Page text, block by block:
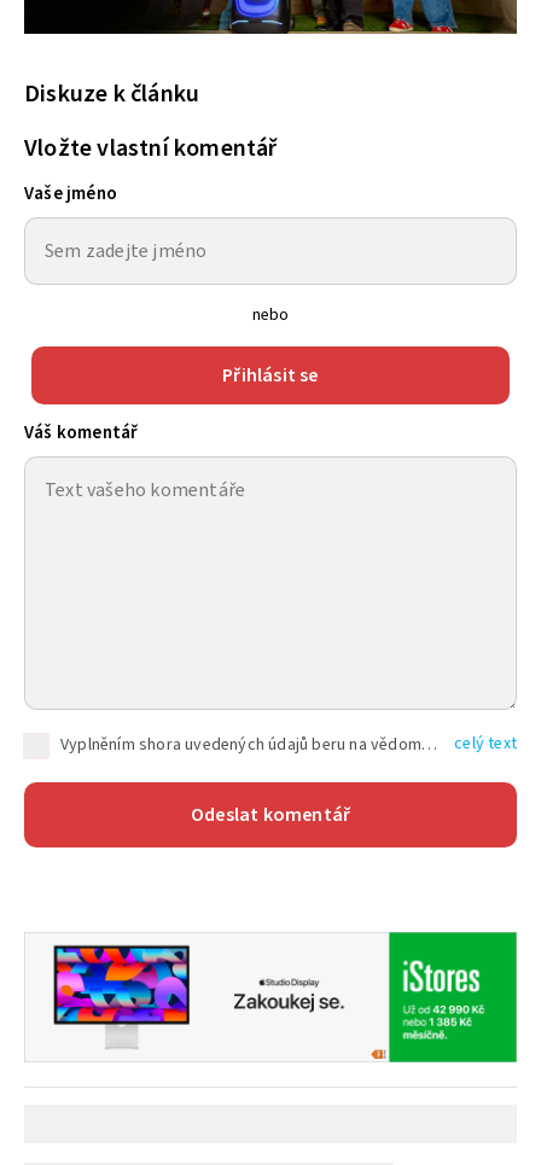
Diskuze k článku
Vložte vlastní komentář
Vaše jméno
nebo
Přihlásit se
Váš komentář
Vyplněním shora uvedených údajů beru na vědomí, že společnost TEXT FACTORY s.r.o., sídlem Brno, Durďákova 336/29, Černá Pole, PSČ: 613 00, IČ: 06157831, zapsané u Krajského soudu v Brně, oddíl C, vložka 100399, bude zpracovávat mé osobní údaje uvedené v rámci mnou vyplněného registračního formuláře na základě oprávněných zájmů TEXT FACTORY s.r.o. dle čl. 6 odst. 1 písm. f) GDPR a pro splnění právních povinností (čl. 6 odst. 1 písm. c) GDPR), a to pro tyto účely: nezbytnost zajistit oprávnění návštěvníka webových stránek provozovaných společností TEXT FACTORY s.r.o. přispívat aktivně ke zveřejněným článkům nebo v rámci diskusních fór a výkon práv TEXT FACTORY s.r.o. jako administrátora těchto diskusních fór. Více informací o zpracování osobních údajů a právech lze nalézt v celý text